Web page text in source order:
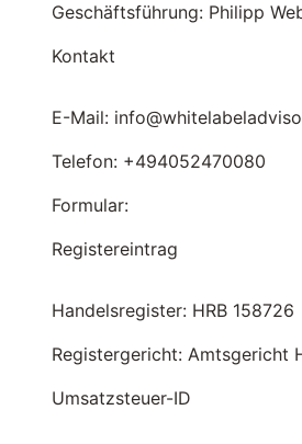
Geschäftsführung: Philipp
Kontakt
E-Mail:
Telefon: +494052470080
Formular:
Registereintrag
Handelsregister: HRB 158726
Registergericht: Amtsgericht
Umsatzsteuer-ID